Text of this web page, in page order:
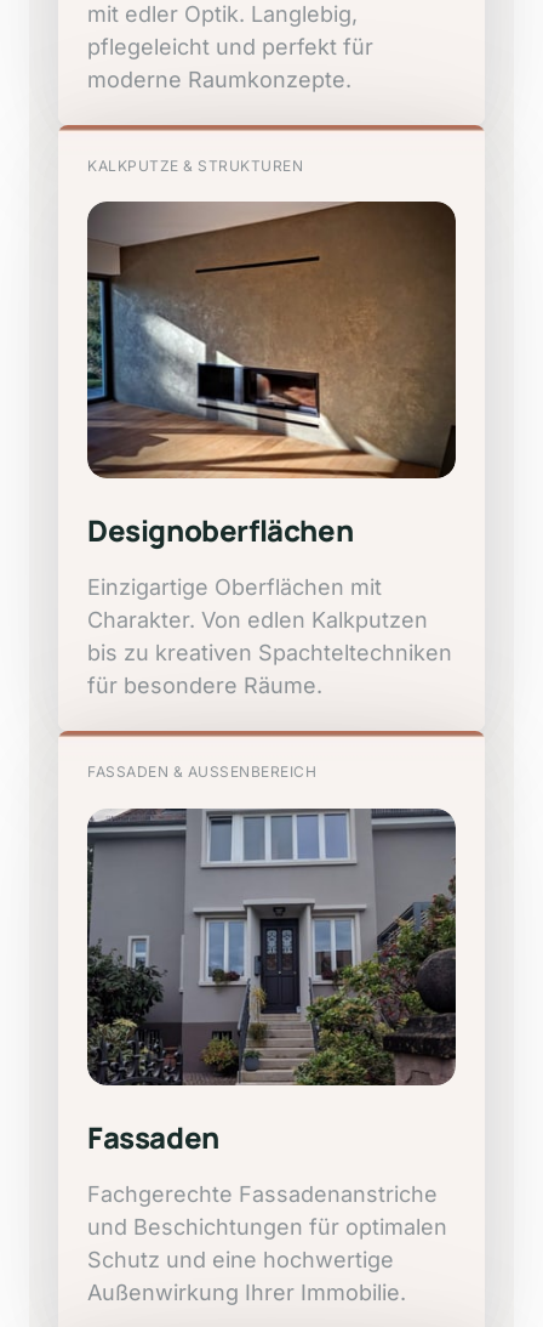
mit edler Optik.
pflegeleicht und perfekt
moderne Raumkonzepte.
KALKPUTZE & STRUKTUREN
Designoberflächen
Einzigartige Oberflächen
Charakter. Von edlen
bis zu kreativen
für besondere Räume.
FASSADEN & AUSSENBEREICH
Fassaden
Fachgerechte
und Beschichtungen für
Schutz und eine
Außenwirkung Ihrer Immobilie.